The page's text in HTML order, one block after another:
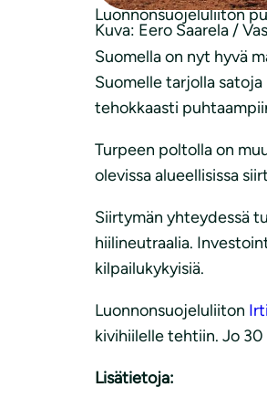
Kuva: Eero Saarela /
Luonnonsuojeluliiton
Suomella on nyt hyvä
Suomelle tarjolla
tehokkaasti
Turpeen poltolla on
olevissa alueellisissa
Siirtymän yhteydessä
hiilineutraalia.
kilpailukykyisiä.
Luonnonsuojeluliiton
kivihiilelle tehtiin. Jo
Lisätietoja: